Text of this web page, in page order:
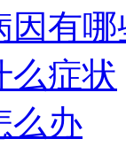
因有哪
么症状
么办